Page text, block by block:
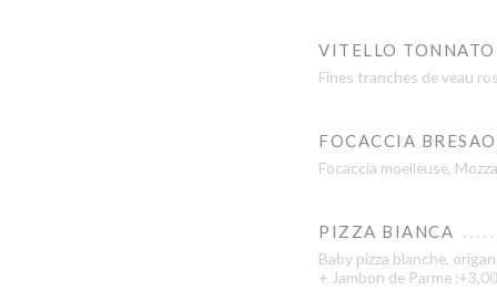
VITELLO TONNATO
Fines tranches de veau
FOCACCIA
Focaccia moelleuse,
PIZZA BIANCA
Baby pizza blanche,
+ Jambon de Parme